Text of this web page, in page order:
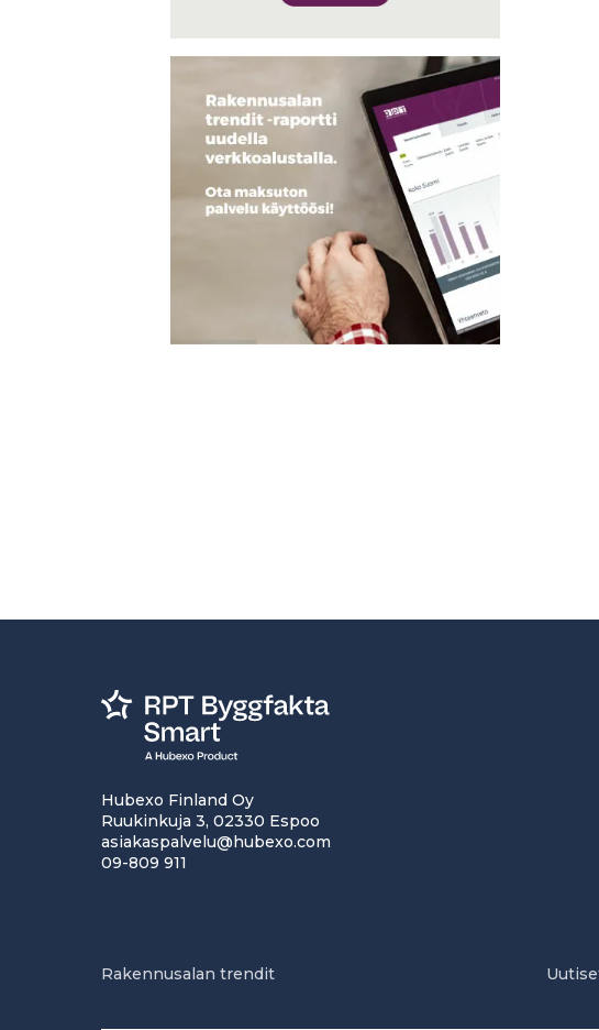
Hubexo Finland Oy
Ruukinkuja 3, 02330 Espoo
asiakaspalvelu@hubexo.com
09-809 911
Rakennusalan trendit